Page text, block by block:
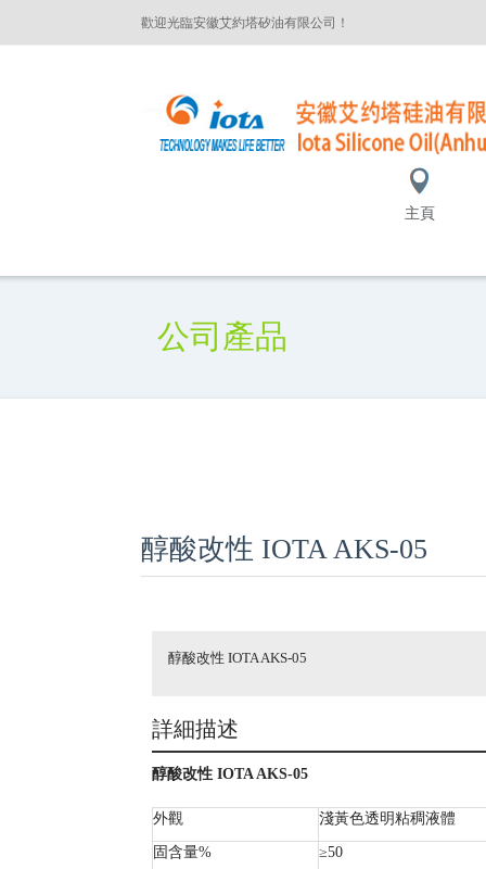
歡迎光臨安徽艾約塔矽油有限公司！
主頁
公司產品
醇酸改性 IOTA AKS-05
醇酸改性 IOTA AKS-05
詳細描述
醇酸改性 IOTA AKS-05
外觀 淺黃色透明粘稠液體
固含量% ≥50